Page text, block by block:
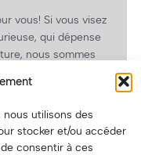
utilisons des
stocker et/ou accéder
consentir à ces
vous! Si vous visez
qui dépense
nous sommes
vous, les